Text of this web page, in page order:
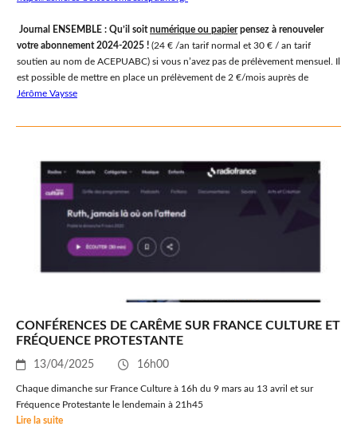
Journal ENSEMBLE : Qu’il soitnumérique ou papier pensez à renouveler
votre abonnement 2024-2025 ! (24 € /an tarif normal et 30 € / an tarif
soutien au nom de ACEPUABC) si vous n’avez pas de prélèvement mensuel. Il
est possible de mettre en place un prélèvement de 2 €/mois auprès de
Jérôme Vaysse
CONFÉRENCES DE CARÊME SUR FRANCE CULTURE ET
FRÉQUENCE PROTESTANTE
13/04/2025 16h00
Chaque dimanche sur France Culture à 16h du 9 mars au 13 avril et sur
Fréquence Protestante le lendemain à 21h45
Lire la suite